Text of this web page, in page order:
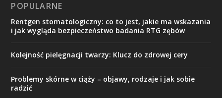
POPULARNE
Rentgen stomatologiczny: co to jest, jakie ma wskazania
i jak wygląda bezpieczeństwo badania RTG zębów
Kolejność pielęgnacji twarzy: Klucz do zdrowej cery
Problemy skórne w ciąży – objawy, rodzaje i jak sobie
radzić